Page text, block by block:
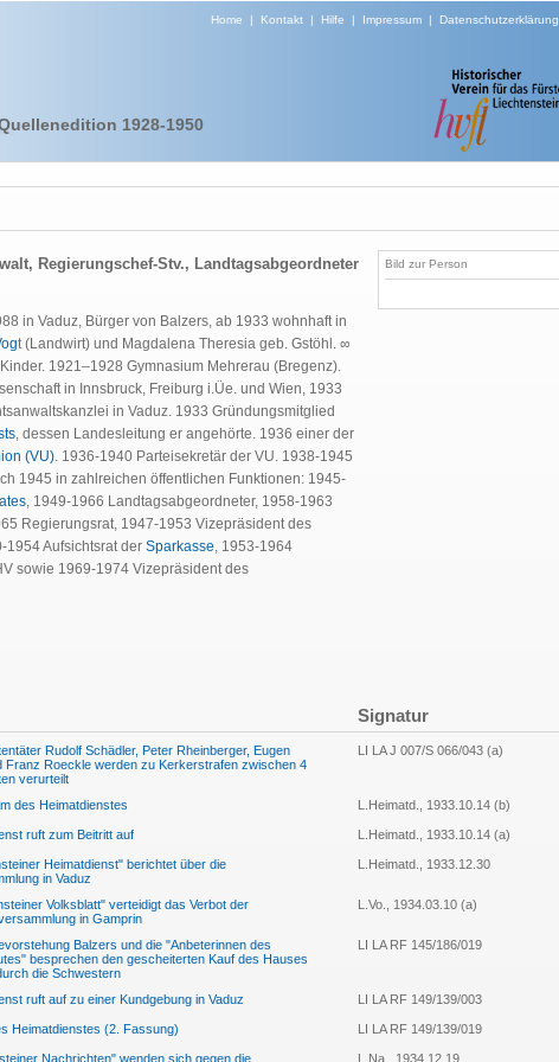
Home | Kontakt| Hilfe | Impressum| Datenschutzerklärung
1928-1950
Regierungschef-Stv., Landtagsabgeordneter
in Vaduz, Bürger von Balzers, ab 1933 wohnhaft in
t (Landwirt) und Magdalena Theresia geb. Gstöhl. ∞
1921–1928 Gymnasium Mehrerau (Bregenz).
in Innsbruck, Freiburg i.Üe. und Wien, 1933
in Vaduz. 1933 Gründungsmitglied
, dessen Landesleitung er angehörte. 1936 einer der
(VU). 1936-1940 Parteisekretär der VU. 1938-1945
1945 in zahlreichen öffentlichen Funktionen: 1945-
, 1949-1966 Landtagsabgeordneter, 1958-1963
Regierungsrat, 1947-1953 Vizepräsident des
1954 Aufsichtsrat der Sparkasse, 1953-1964
sowie 1969-1974 Vizepräsident des
Bild zur Person
Signatur
Rudolf Schädler, Peter Rheinberger, Eugen
Franz Roeckle werden zu Kerkerstrafen zwischen 4
verurteilt
LI LA J 007/S 066/043 (a)
des Heimatdienstes L.Heimatd., 1933.10.14 (b)
ruft zum Beitritt auf L.Heimatd., 1933.10.14 (a)
Heimatdienst" berichtet über die
in Vaduz
L.Heimatd., 1933.12.30
Volksblatt" verteidigt das Verbot der
in Gamprin
L.Vo., 1934.03.10 (a)
Balzers und die "Anbeterinnen des
besprechen den gescheiterten Kauf des Hauses
die Schwestern
LI LA RF 145/186/019
ruft auf zu einer Kundgebung in Vaduz LI LA RF 149/139/003
Heimatdienstes (2. Fassung) LI LA RF 149/139/019
Nachrichten" wenden sich gegen die L.Na., 1934.12.19